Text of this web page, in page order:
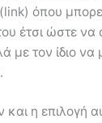
όπου
έτσι ώστε
με τον ίδιο να
και η επιλογή